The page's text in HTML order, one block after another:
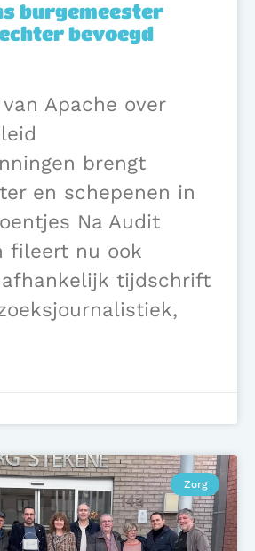
burgemeester
bevoegd
Apache over
brengt
en schepenen in
Na Audit
fileert nu ook
tijdschrift
Zorg